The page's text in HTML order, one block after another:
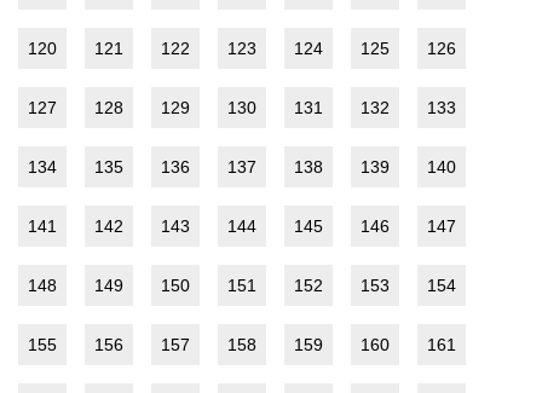
120 121 122 123 124 125 126
127 128 129 130 131 132 133
134 135 136 137 138 139 140
141 142 143 144 145 146 147
148 149 150 151 152 153 154
155 156 157 158 159 160 161